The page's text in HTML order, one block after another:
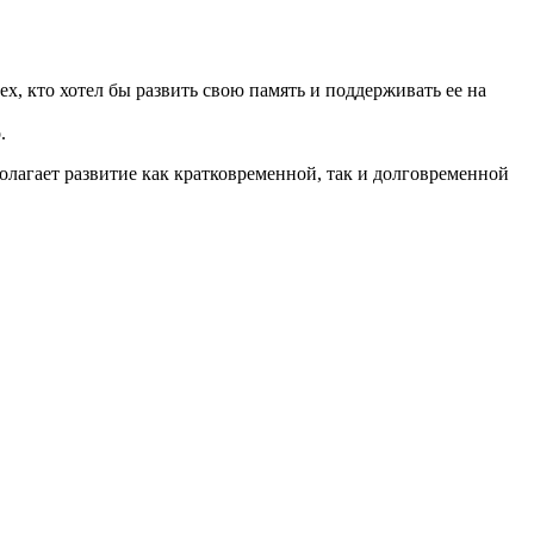
кто хотел бы развить свою память и поддерживать ее на
развитие как кратковременной, так и долговременной